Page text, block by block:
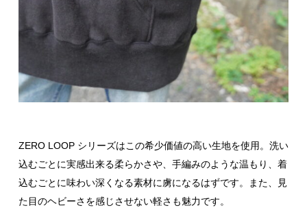
ZERO LOOP シリーズはこの希少価値の高い生地を使用。洗い
込むごとに実感出来る柔らかさや、手編みのような温もり、着
込むごとに味わい深くなる素材に虜になるはずです。また、見
た目のヘビーさを感じさせない軽さも魅力です。